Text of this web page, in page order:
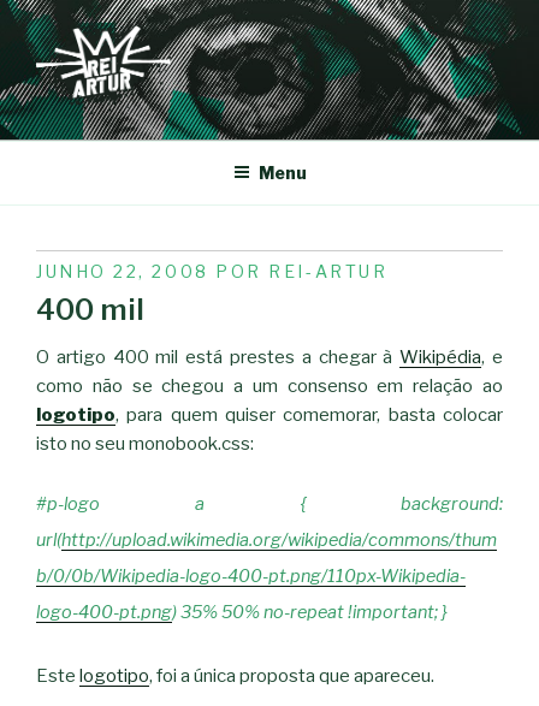
Saltar
para
conteúdo
REI-ARTUR
Menu
PUBLICADO
EM
JUNHO 22, 2008 POR REI-ARTUR
400 mil
O artigo 400 mil está prestes a chegar àWikipédia, e
como não se chegou a um consenso em relação ao
logotipo, para quem quiser comemorar, basta colocar
isto no seu monobook.css:
#p-logo a { background:
url(http://upload.wikimedia.org/wikipedia/commons/thum
b/0/0b/Wikipedia-logo-400-pt.png/110px-Wikipedia-
logo-400-pt.png) 35% 50% no-repeat !important; }
Este logotipo, foi a única proposta que apareceu.